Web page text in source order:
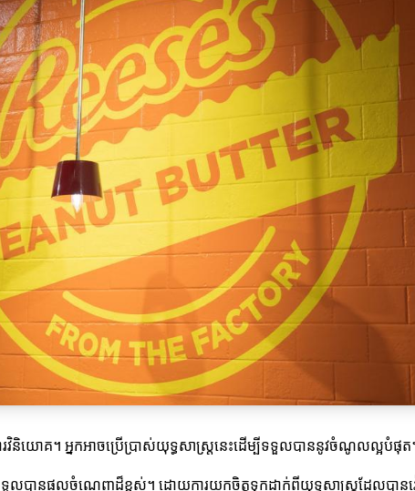
រវិនិយោគ។ អ្នកអាចប្រើប្រាស់យុទ្ធសាស្ត្រនេះដើម្បីទទួលបាននូវចំណូលល្អបំផុ
ទួលបានផលចំណេញដ៏ខ្ពស់។ ដោយការយកចិត្តទុកដាក់ពីយុទ្ធសាស្ត្រដែលបានរ